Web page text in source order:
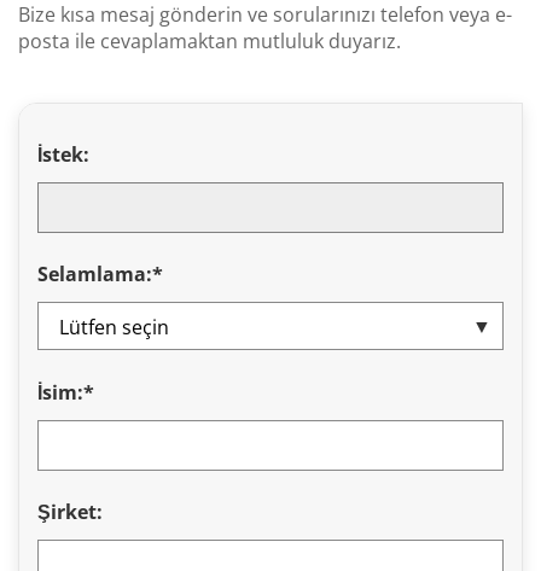
Bize kısa mesaj gönderin ve sorularınızı telefon veya e-
posta ile cevaplamaktan mutluluk duyarız.
İstek:
Selamlama:*
İsim:*
Şirket: